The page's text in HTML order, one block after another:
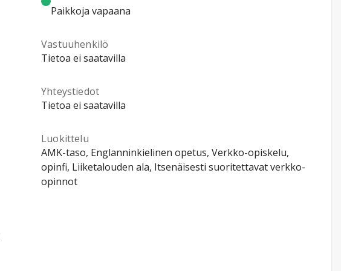
Paikkoja vapaana
Vastuuhenkilö
Tietoa ei saatavilla
Yhteystiedot
Tietoa ei saatavilla
Luokittelu
AMK-taso, Englanninkielinen opetus, Verkko-opiskelu,
opinfi, Liiketalouden ala, Itsenäisesti suoritettavat verkko-
opinnot